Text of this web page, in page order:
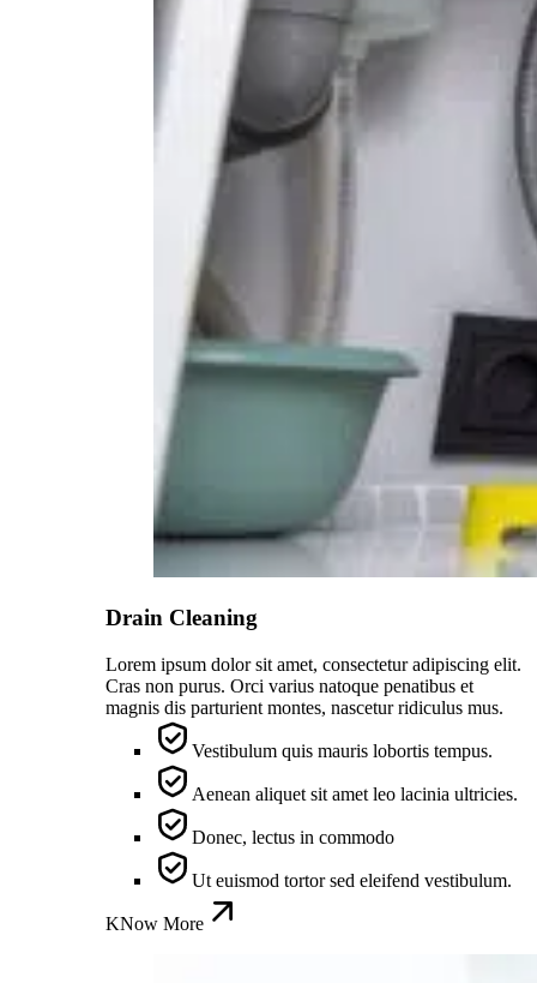
Drain Cleaning
Lorem ipsum dolor sit amet, consectetur adipiscing elit.
Cras non purus. Orci varius natoque penatibus et
magnis dis parturient montes, nascetur ridiculus mus.
Vestibulum quis mauris lobortis tempus.
Aenean aliquet sit amet leo lacinia ultricies.
Donec, lectus in commodo
Ut euismod tortor sed eleifend vestibulum.
KNow More